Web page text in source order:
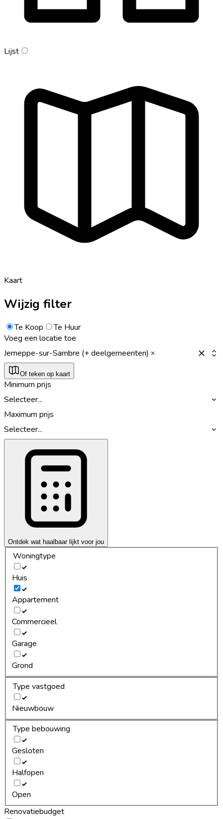
Lijst
Kaart
Wijzig filter
Te Koop
Te Huur
Voeg een locatie toe
Jemeppe-sur-Sambre (+ deelgemeenten)
Of teken op kaart
Minimum prijs
Selecteer...
Maximum prijs
Selecteer...
Ontdek wat haalbaar lijkt voor jou
Woningtype
Huis
Appartement
Commercieel
Garage
Grond
Type vastgoed
Nieuwbouw
Type bebouwing
Gesloten
Halfopen
Open
Renovatiebudget